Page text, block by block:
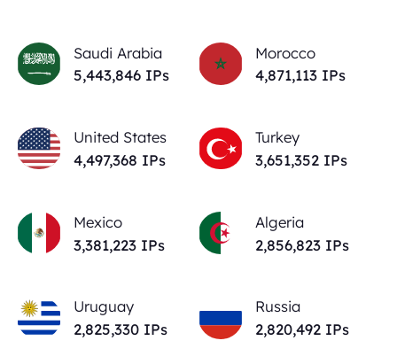
Saudi Arabia
5,443,846 IPs
Morocco
4,871,113 IPs
United States
4,497,368 IPs
Turkey
3,651,352 IPs
Mexico
3,381,223 IPs
Algeria
2,856,823 IPs
Uruguay
2,825,330 IPs
Russia
2,820,492 IPs